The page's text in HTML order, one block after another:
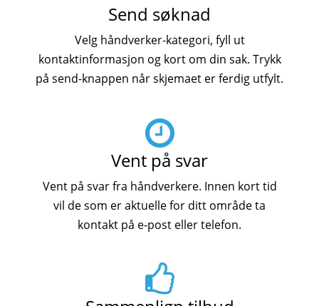
Send søknad
Velg håndverker-kategori, fyll ut
kontaktinformasjon og kort om din sak. Trykk
på send-knappen når skjemaet er ferdig utfylt.
Vent på svar
Vent på svar fra håndverkere. Innen kort tid
vil de som er aktuelle for ditt område ta
kontakt på e-post eller telefon.